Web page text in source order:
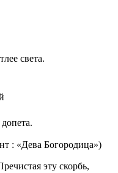
света.
: «Дева Богородица»)
эту скорбь,